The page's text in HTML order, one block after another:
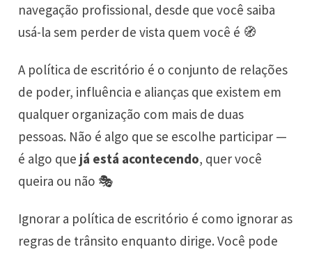
navegação profissional, desde que você saiba
usá-la sem perder de vista quem você é 🧭
A política de escritório é o conjunto de relações
de poder, influência e alianças que existem em
qualquer organização com mais de duas
pessoas. Não é algo que se escolhe participar —
é algo que já está acontecendo, quer você
queira ou não 🎭
Ignorar a política de escritório é como ignorar as
regras de trânsito enquanto dirige. Você pode